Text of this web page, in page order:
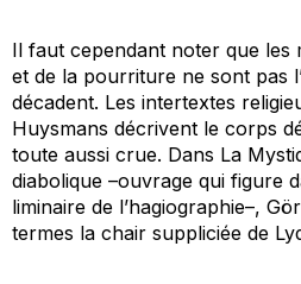
Il faut cependant noter que les
et de la pourriture ne sont pas
décadent. Les intertextes
Huysmans décrivent le corps
toute aussi crue. Dans La
diabolique –ouvrage qui figure
liminaire de l’hagiographie–,
termes la chair suppliciée de